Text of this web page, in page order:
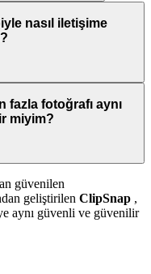
nasıl iletişime
fotoğrafı aynı
miyim?
güvenilen
geliştirilen ClipSnap ,
aynı güvenli ve güvenilir